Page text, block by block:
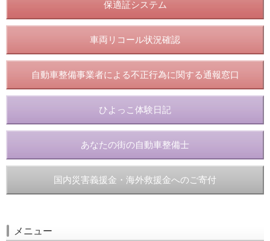
保適証システム
車両リコール状況確認
自動車整備事業者による不正行為に関する通報窓口
ひよっこ体験日記
あなたの街の自動車整備士
国内災害義援金・海外救援金へのご寄付
メニュー